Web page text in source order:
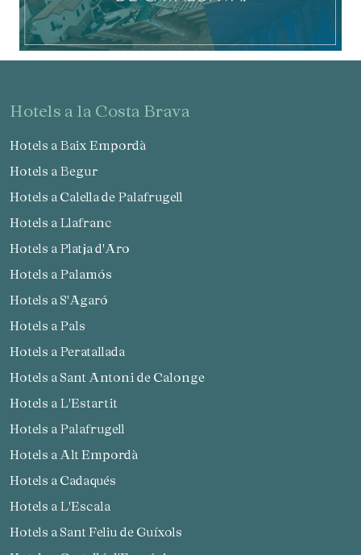
hotels a la Costa Brava
Hotels a Baix Empordà
Hotels a Begur
Hotels a Calella de Palafrugell
Hotels a Llafranc
Hotels a Platja d'Aro
Hotels a Palamós
Hotels a S'Agaró
Hotels a Pals
Hotels a Peratallada
Hotels a Sant Antoni de Calonge
Hotels a L'Estartit
Hotels a Palafrugell
Hotels a Alt Empordà
Hotels a Cadaqués
Hotels a L'Escala
Hotels a Sant Feliu de Guíxols